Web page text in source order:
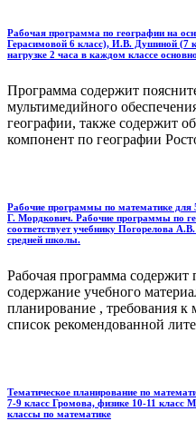
Рабочая программа по географии на
Герасимовой 6 класс), И.В. Душиной (7
нагрузке 2 часа в каждом классе
Программа содержит
мультимедийного
географии, также содержит
компонент по географии
Рабочие программы по математике для
Г. Мордкович. Рабочие программы по
соответствует учебнику Погорелова
средней школы.
Рабочая программа содержит
содержание учебного
планирование , требования к
список рекомендованной
Тематическое планирование по
7-9 класс Громова, физике 10-11 класс
классы по математике